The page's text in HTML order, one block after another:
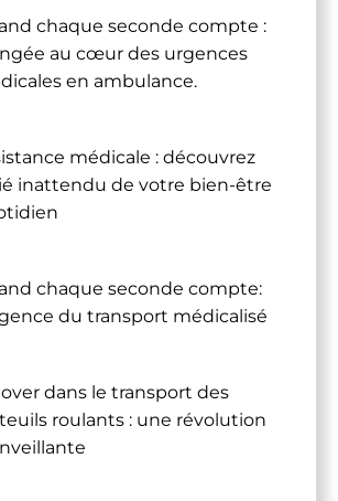
chaque seconde compte :
au cœur des urgences
en ambulance.
médicale : découvrez
inattendu de votre bien-être
chaque seconde compte:
du transport médicalisé
dans le transport des
roulants : une révolution